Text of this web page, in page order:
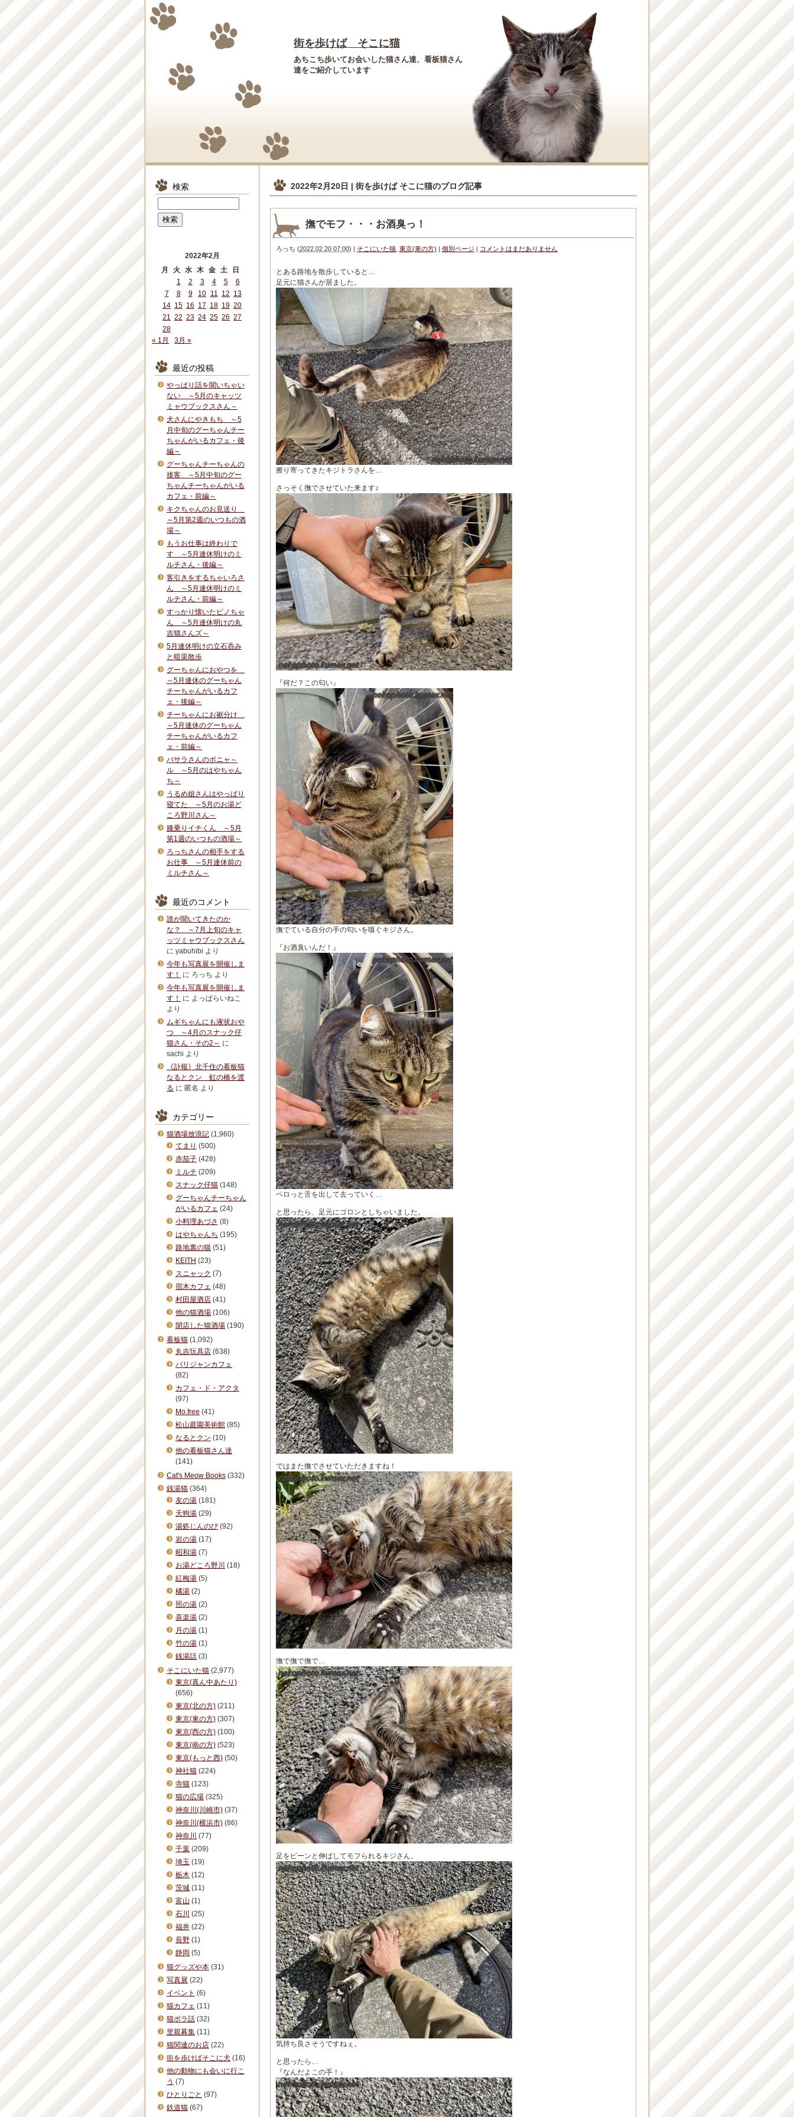
街を歩けば そこに猫
あちこち歩いてお会いした猫さん達、看板猫さん
達をご紹介しています
2022年2月20日 | 街を歩けば そこに猫のブログ記事
撫でモフ・・・お酒臭っ！
ろっち (2022.02.20 07:00) | そこにいた猫 東京(東の方) | 個別ページ | コメントはまだありません
とある路地を散歩していると…
足元に猫さんが居ました。
擦り寄ってきたキジトラさんを…
さっそく撫でさせていた来ます♪
『何だ？この匂い』
撫でている自分の手の匂いを嗅ぐキジさん。
『お酒臭いんだ！』
ペロっと舌を出して去っていく…
と思ったら、足元にゴロンとしちゃいました。
ではまた撫でさせていただきますね！
撫で撫で撫で…
足をピーンと伸ばしてモフられるキジさん。
気持ち良さそうですねぇ。
と思ったら…
『なんだよこの手！』
検索
2022年2月
月
火 水 木 金 土
日
1
2 3 4 5
6
7
8 9 10 11 12 13
14 15 16 17 18 19 20
21 22 23 24 25 26 27
28
« 1月
3月 »
最近の投稿
やっぱり話を聞いちゃい
ない ～5月のキャッツ
ミャウブックスさん～
犬さんにやきもち ～5
月中旬のグーちゃんチー
ちゃんがいるカフェ・後
編～
グーちゃんチーちゃんの
接客 ～5月中旬のグー
ちゃんチーちゃんがいる
カフェ・前編～
キクちゃんのお見送り
～5月第2週のいつもの酒
場～
もうお仕事は終わりで
す ～5月連休明けのミ
ルチさん・後編～
客引きをするちゃいろさ
ん ～5月連休明けのミ
ルチさん・前編～
すっかり懐いたピノちゃ
ん ～5月連休明けの丸
吉猫さんズ～
5月連休明けの立石呑み
と暗渠散歩
グーちゃんにおやつを
～5月連休のグーちゃん
チーちゃんがいるカフ
ェ・後編～
チーちゃんにお裾分け
～5月連休のグーちゃん
チーちゃんがいるカフ
ェ・前編～
バサラさんのボニャ～
ル ～5月のはやちゃん
ち～
うるめ姐さんはやっぱり
寝てた ～5月のお湯ど
ころ野川さん～
膝乗りイチくん ～5月
第1週のいつもの酒場～
ろっちさんの相手をする
お仕事 ～5月連休前の
ミルチさん～
最近のコメント
誰が聞いてきたのか
な？ ～7月上旬のキャ
ッツミャウブックスさん
に yabuhibi より
今年も写真展を開催しま
す！
に ろっち より
今年も写真展を開催しま
す！
に よっぱらいねこ
より
ムギちゃんにも液状おや
つ ～4月のスナック仔
猫さん・その2～ に
sachi より
《訃報》北千住の看板猫
なるとクン 虹の橋を渡
る に 匿名 より
カテゴリー
猫酒場放浪記 (1,960)
てまり (500)
赤茄子 (428)
ミルチ (209)
スナック仔猫 (148)
グーちゃんチーちゃん
がいるカフェ (24)
小料理あづさ (8)
はやちゃんち (195)
路地裏の猫 (51)
KEITH (23)
スニャック (7)
宿木カフェ (48)
村田屋酒店 (41)
他の猫酒場 (106)
閉店した猫酒場 (190)
看板猫 (1,092)
丸吉玩具店 (638)
パリジャンカフェ
(82)
カフェ・ド・アクタ
(97)
Mo.free (41)
松山庭園美術館 (85)
なるとクン (10)
他の看板猫さん達
(141)
Cat's Meow Books (332)
銭湯猫 (364)
友の湯 (181)
天狗湯 (29)
湯処じんのび (92)
岩の湯 (17)
昭和湯 (7)
お湯どころ野川 (18)
紅梅湯 (5)
橘湯 (2)
照の湯 (2)
喜楽湯 (2)
月の湯 (1)
竹の湯 (1)
銭湯話 (3)
そこにいた猫 (2,977)
東京(真ん中あたり)
(656)
東京(北の方) (211)
東京(東の方) (307)
東京(西の方) (100)
東京(南の方) (523)
東京(もっと西) (50)
神社猫 (224)
寺猫 (123)
猫の広場 (325)
神奈川(川崎市) (37)
神奈川(横浜市) (86)
神奈川 (77)
千葉 (209)
埼玉 (19)
栃木 (12)
茨城 (11)
富山 (1)
石川 (25)
福井 (22)
長野 (1)
静岡 (5)
猫グッズや本 (31)
写真展 (22)
イベント (6)
猫カフェ (11)
猫ボラ話 (32)
里親募集 (11)
猫関連のお店 (22)
街を歩けばそこに犬 (16)
他の動物にも会いに行こ
う (7)
ひとりごと (97)
鉄道猫 (67)